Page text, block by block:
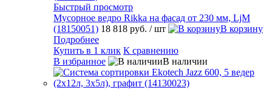
Быстрый просмотр
Мусорное ведро Rikka на фасад от 230 мм, LjM
(18150051) 18 818 руб. / шт
В корзину
Подробнее
Купить в 1 клик К сравнению
В избранное
В наличии